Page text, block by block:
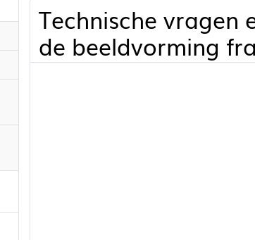
Technische vragen
de beeldvorming